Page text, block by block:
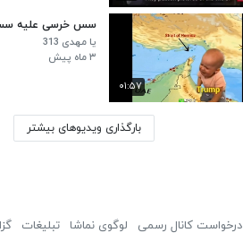
۰۱:۵۷
سس خرسی علیه
یا مهدی 313
۳ ماه پیش
بارگذاری ویدیوهای بیشتر
درخواست کانال رسمی لوگوی نماشا تبلیغات